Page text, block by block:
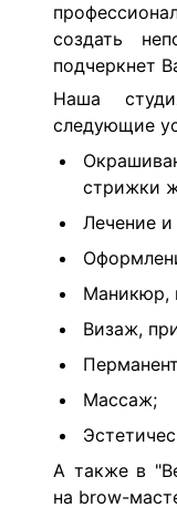
создать
подчеркнет
Наша
следующие
стрижки
Лечение и
Маникюр,
Визаж,
Массаж;
А также в
на brow-